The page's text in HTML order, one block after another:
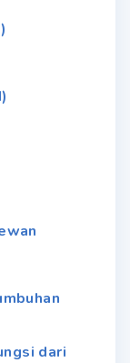
dari